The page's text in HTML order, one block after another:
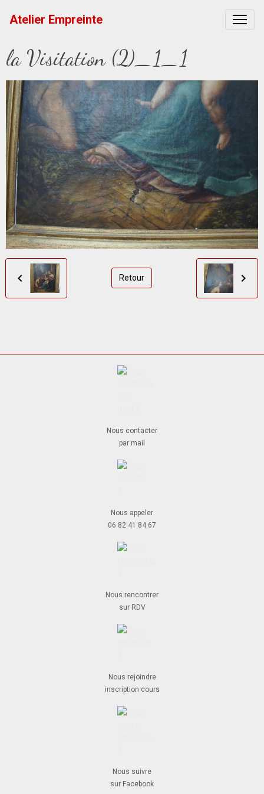
Atelier Empreinte
la Visitation (2)_1_1
Retour
Nous contacter
par mail
Nous appeler
06 82 41 84 67
Nous rencontrer
sur RDV
Nous rejoindre
inscription cours
Nous suivre
sur Facebook